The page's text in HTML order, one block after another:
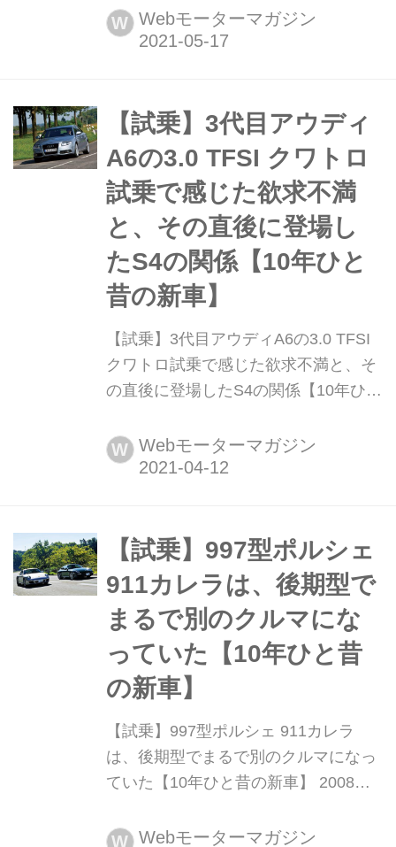
ス・ベンツMクラスのフェイスリフト
が行われ、同時に「ML63AMG」も変
の中で、とくにML63AMGに注目。上
陸間もなく試乗テストを行っている。
ここではその時の模様を振り...
W Webモーターマガジン
【試乗】3代目アウディ
A6の3.0 TFSI クワトロ
試乗で感じた欲求不満
と、その直後に登場し
たS4の関係【10年ひと
昔の新車】
【試乗】3代目アウディA6の3.0 TFSI
クワトロ試乗で感じた欲求不満と、そ
の直後に登場したS4の関係【10年ひと
がフェイスリフトを受けた。ガソリン
エンジンがすべて直噴化され、クワト
「3.0TFSIクワトロ」だった。Motor
Magazine誌は欧州で開催された国際試
乗会に参加、さっそくA6 3...
W Webモーターマガジン
【試乗】997型ポルシェ
911カレラは、後期型で
まるで別のクルマにな
っていた【10年ひと昔
の新車】
【試乗】997型ポルシェ 911カレラ
は、後期型でまるで別のクルマになっ
ていた【10年ひと昔の新車】 2008
スリフトされて日本に上陸した。997
W Webモーターマガジン